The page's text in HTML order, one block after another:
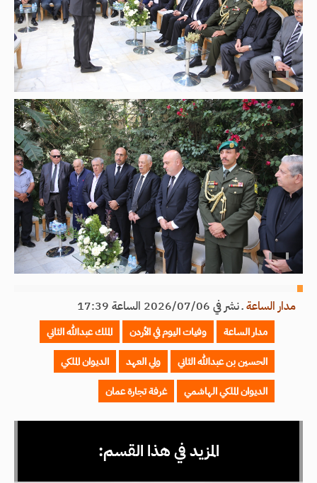
مدار الساعةـنشر في 2026/07/06 الساعة 17:39
مدار الساعة وفيات اليوم في الأردن
الملك عبدالله الثاني
الحسين بن عبدالله الثاني
ولي العهد
الديوان الملكي
الديوان الملكي الهاشمي
غرفة تجارة عمان
المزيد في هذا القسم: